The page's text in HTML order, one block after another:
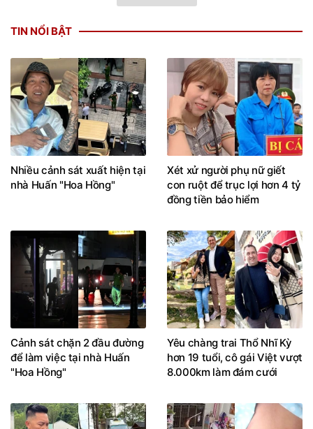
TIN NỔI BẬT
Nhiều cảnh sát xuất hiện tại
nhà Huấn "Hoa Hồng"
Xét xử người phụ nữ giết
con ruột để trục lợi hơn 4 tỷ
đồng tiền bảo hiểm
Cảnh sát chặn 2 đầu đường
để làm việc tại nhà Huấn
"Hoa Hồng"
Yêu chàng trai Thổ Nhĩ Kỳ
hơn 19 tuổi, cô gái Việt vượt
8.000km làm đám cưới